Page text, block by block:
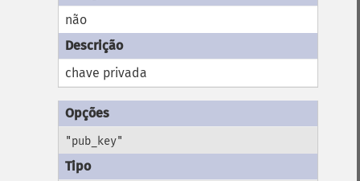
não
chave privada
"pub_key"